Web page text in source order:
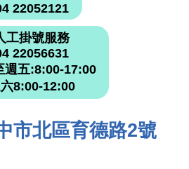
22052121
工掛號服務
22056631
週五:8:00-17:00
8:00-12:00
市北區育德路2號